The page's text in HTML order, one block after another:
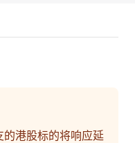
港股标的将响应延